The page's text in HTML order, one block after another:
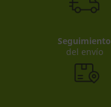
Seguimiento
del envío